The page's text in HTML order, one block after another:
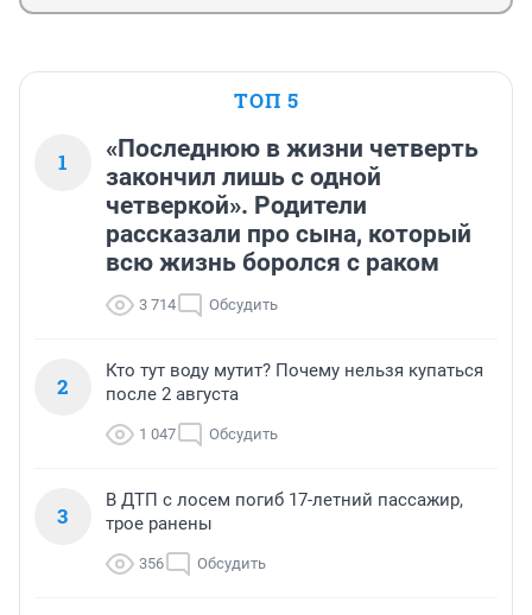
ТОП 5
1
«Последнюю в жизни четверть
закончил лишь с одной
четверкой». Родители
рассказали про сына, который
всю жизнь боролся с раком
3 714 Обсудить
2
Кто тут воду мутит? Почему нельзя купаться
после 2 августа
1 047 Обсудить
3
В ДТП с лосем погиб 17-летний пассажир,
трое ранены
356 Обсудить